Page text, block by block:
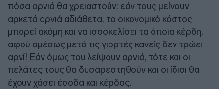
πόσα αρνιά θα χρειαστούν: εάν τους μείνουν
αρκετά αρνιά αδιάθετα, το οικονομικό κόστος
μπορεί ακόμη και να ισοσκελίσει τα όποια κέρδη,
αφού αμέσως μετά τις γιορτές κανείς δεν τρώει
αρνί! Εάν όμως του λείψουν αρνιά, τότε και οι
πελάτες τους θα δυσαρεστηθούν και οι ίδιοι θα
έχουν χάσει έσοδα και κέρδος.